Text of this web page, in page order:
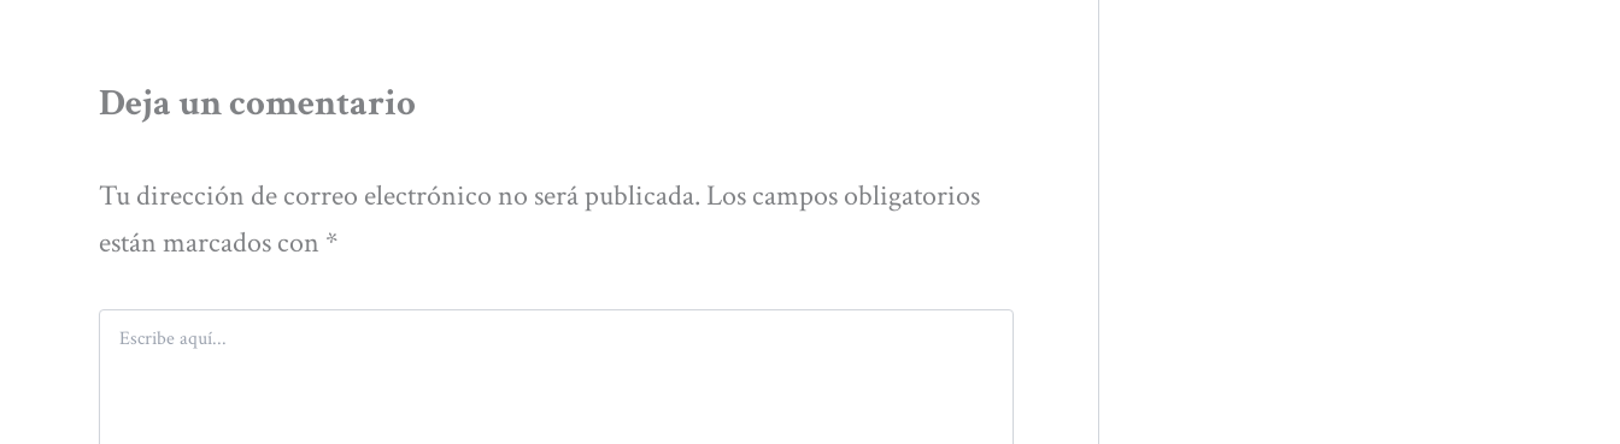
Deja un comentario
Tu dirección de correo electrónico no será publicada. Los campos obligatorios
están marcados con *
Escribe
aquí...